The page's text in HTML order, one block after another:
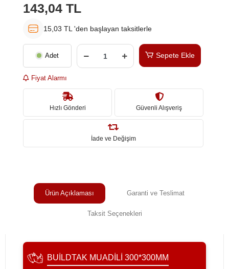
143,04 TL
15,03 TL 'den başlayan taksitlerle
Adet Sepete Ekle
Fiyat Alarmı
Hızlı Gönderi Güvenli Alışveriş
İade ve Değişim
Ürün Açıklaması Garanti ve Teslimat
Taksit Seçenekleri
BUILDTAK MUADILI 300*300MM